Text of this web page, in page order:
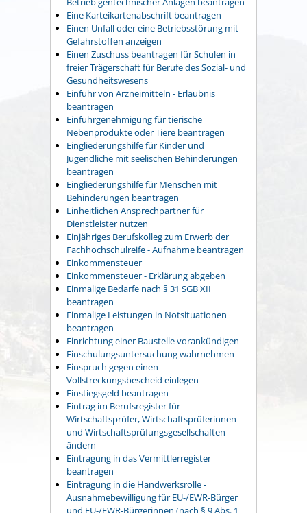
Eine Karteikartenabschrift beantragen
Einen Unfall oder eine Betriebsstörung mit
Gefahrstoffen anzeigen
Einen Zuschuss beantragen für Schulen in
freier Trägerschaft für Berufe des Sozial- und
Gesundheitswesens
Einfuhr von Arzneimitteln - Erlaubnis
beantragen
Einfuhrgenehmigung für tierische
Nebenprodukte oder Tiere beantragen
Eingliederungshilfe für Kinder und
Jugendliche mit seelischen Behinderungen
beantragen
Eingliederungshilfe für Menschen mit
Behinderungen beantragen
Einheitlichen Ansprechpartner für
Dienstleister nutzen
Einjähriges Berufskolleg zum Erwerb der
Fachhochschulreife - Aufnahme beantragen
Einkommensteuer
Einkommensteuer - Erklärung abgeben
Einmalige Bedarfe nach § 31 SGB XII
beantragen
Einmalige Leistungen in Notsituationen
beantragen
Einrichtung einer Baustelle vorankündigen
Einschulungsuntersuchung wahrnehmen
Einspruch gegen einen
Vollstreckungsbescheid einlegen
Einstiegsgeld beantragen
Eintrag im Berufsregister für
Wirtschaftsprüfer, Wirtschaftsprüferinnen
und Wirtschaftsprüfungsgesellschaften
ändern
Eintragung in das Vermittlerregister
beantragen
Eintragung in die Handwerksrolle -
Ausnahmebewilligung für EU-/EWR-Bürger
und EU-/EWR-Bürgerinnen (nach § 9 Abs. 1